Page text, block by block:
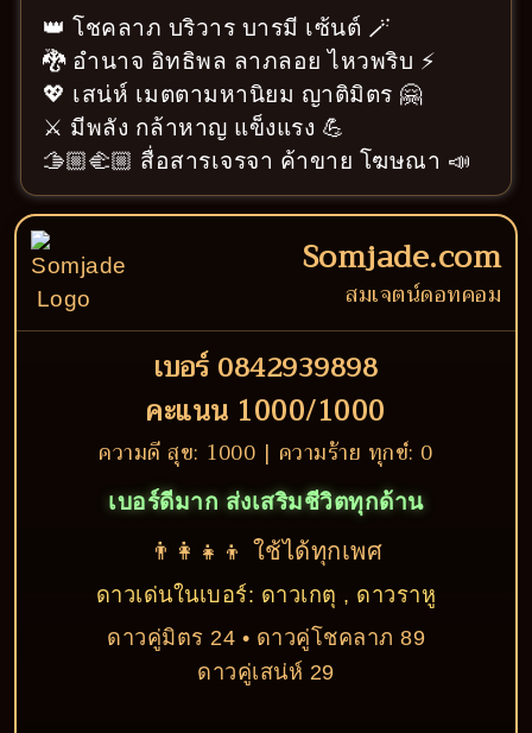
👑 โชคลาภ บริวาร บารมี เซ้นต์ 🪄
🐉 อำนาจ อิทธิพล ลาภลอย ไหวพริบ ⚡
💖 เสน่ห์ เมตตามหานิยม ญาติมิตร 🤗
⚔️ มีพลัง กล้าหาญ แข็งแรง 💪
🫱🏼‍🫲🏼 สื่อสารเจรจา ค้าขาย โฆษณา 📣
Somjade.com
สมเจตน์ดอทคอม
เบอร์ 0842939898
คะแนน 1000/1000
ความดี สุข: 1000 | ความร้าย ทุกข์: 0
เบอร์ดีมาก ส่งเสริมชีวิตทุกด้าน
👨‍👩‍👧‍👦 ใช้ได้ทุกเพศ
ดาวเด่นในเบอร์: ดาวเกตุ , ดาวราหู
ดาวคู่มิตร 24 • ดาวคู่โชคลาภ 89
ดาวคู่เสน่ห์ 29